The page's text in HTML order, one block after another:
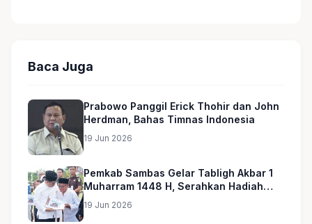
Baca Juga
Prabowo Panggil Erick Thohir dan John
Herdman, Bahas Timnas Indonesia
19 Jun 2026
Pemkab Sambas Gelar Tabligh Akbar 1
Muharram 1448 H, Serahkan Hadiah
Umroh untuk Guru Ngaji dan Imam
19 Jun 2026